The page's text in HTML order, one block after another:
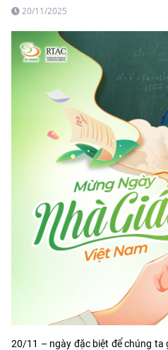
20/11/2025
20/11 – ngày đặc biệt để chúng ta